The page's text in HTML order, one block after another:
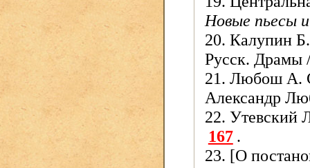
Новые пьесы
20. Калупин
Русск.
21. Любош А.
Александр
22. Утевский
167 .
23. [О